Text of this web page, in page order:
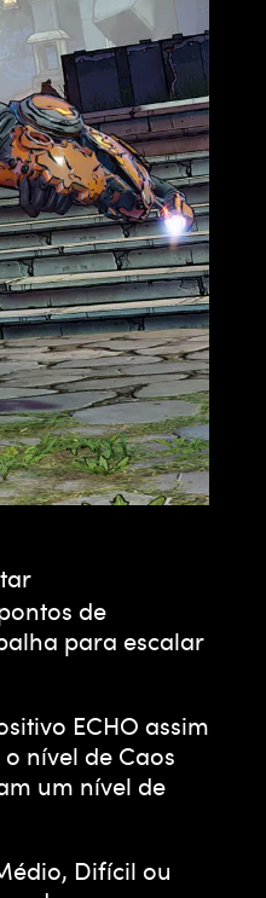
de
para escalar
ECHO assim
nível de Caos
um nível de
Difícil ou